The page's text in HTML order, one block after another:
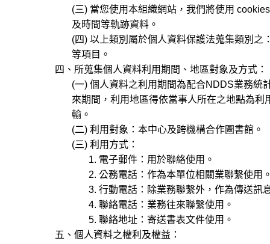
(三) 當您使用本組織網站，我們將使用 cookies
及時間等軌跡資料。
(四) 以上類別屬於個人資料保護法蒐集類別之
等項目。
四、所蒐集個人資料利用期間、地區對象及方式：
(一) 個人資料之利用期間為配合NDDS業務統
來期間，利用地區得依當事人所在之地點為利
輸。
(二) 利用對象：本中心及跨機構合作圖書館。
(三) 利用方式：
1. 電子郵件：用於聯絡使用。
2. 公務電話：作為本單位相關業聯繫使用
3. 行動電話：除業務聯繫外，作為傳送訊
4. 聯絡電話：業務往來聯繫使用。
5. 聯絡地址：寄送書表文件使用。
五、個人資料之權利及權益：